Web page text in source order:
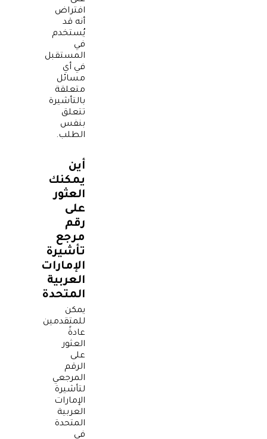
افتراض
أنه قد
يُستخدم
في
المستقبل
في أي
مسائل
متعلقة
بالتأشيرة
تتعلق
بنفس
الطلب.
أين
يمكنك
العثور
على
رقم
مرجع
تأشيرة
الإمارات
العربية
المتحدة
يمكن
للمتقدمين
عادةً
العثور
على
الرقم
المرجعي
لتأشيرة
الإمارات
العربية
المتحدة
في